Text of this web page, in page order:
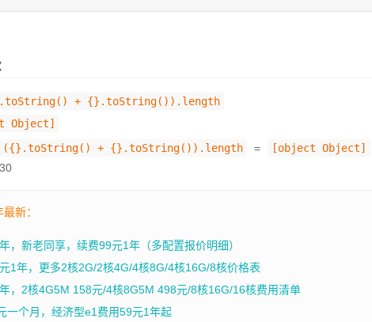
+ {}.toString()).length
Object]
({}.toString() + {}.toString()).length = [object Object]
新：
，新老同享，续费99元1年（多配置报价明细）
1年，更多2核2G/2核4G/4核8G/4核16G/8核价格表
，2核4G5M 158元/4核8G5M 498元/8核16G/16核费用清单
一个月，经济型e1费用59元1年起